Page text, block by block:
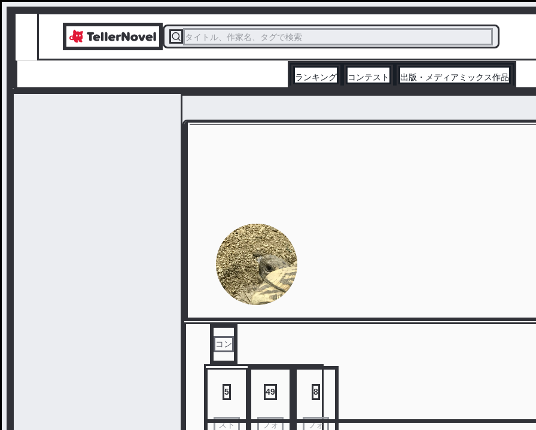
タイトル、作家名、タグで検索
ランキング コンテスト 出版・メディアミックス作品
コン
5
スト
49
フォ
8
フォ